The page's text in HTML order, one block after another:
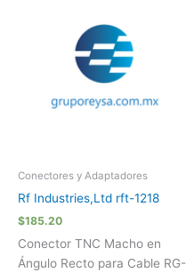
Conectores y Adaptadores
Rf Industries,Ltd rft-1218
$185.20
Conector TNC Macho en
Ángulo Recto para Cable RG-